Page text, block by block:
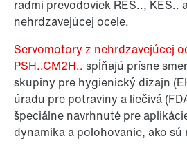
radmi prevodoviek RES.., KES..
nehrdzavejúcej ocele.
Servomotory z nehrdzavejúcej
PSH..CM2H.. spĺňajú prísne
skupiny pre hygienický dizajn
úradu pre potraviny a liečivá
špeciálne navrhnuté pre
dynamika a polohovanie, ako